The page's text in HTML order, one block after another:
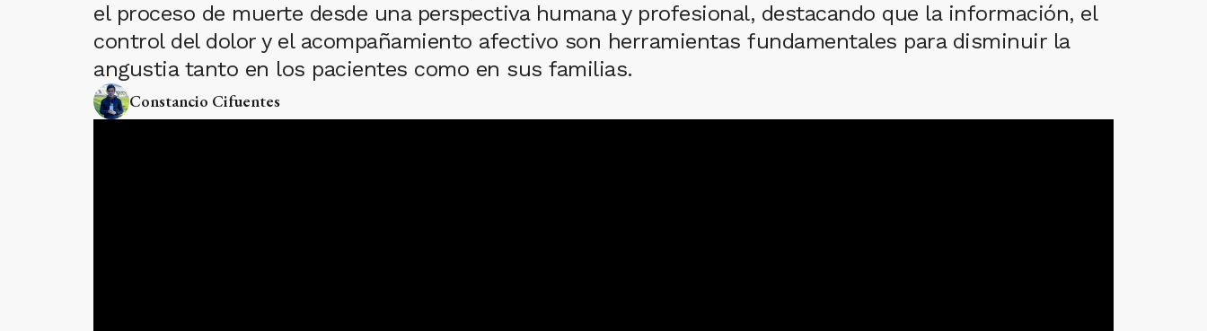
el proceso de muerte desde una perspectiva humana y profesional, destacando que la información, el
control del dolor y el acompañamiento afectivo son herramientas fundamentales para disminuir la
angustia tanto en los pacientes como en sus familias.
Constancio Cifuentes